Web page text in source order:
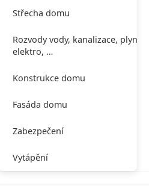
Střecha domu
Rozvody vody, kanalizace, plynu,
elektro, …
Konstrukce domu
Fasáda domu
Zabezpečení
Vytápění